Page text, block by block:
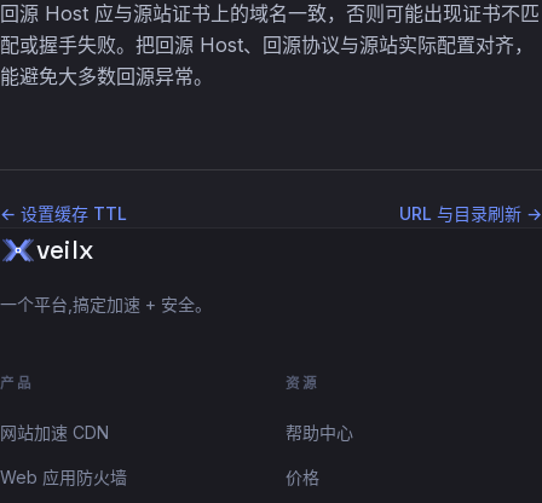
回源 Host 应与源站证书上的域名一致，否则可能出现证书不匹
配或握手失败。把回源 Host、回源协议与源站实际配置对齐，
能避免大多数回源异常。
← 设置缓存 TTL URL 与目录刷新 →
veilx
一个平台,搞定加速 + 安全。
产品
网站加速 CDN
Web 应用防火墙
资源
帮助中心
价格